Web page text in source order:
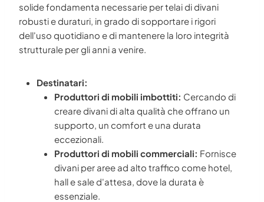
solide fondamenta necessarie per telai di divani
robusti e duraturi, in grado di sopportare i rigori
dell'uso quotidiano e di mantenere la loro integrità
strutturale per gli anni a venire.
Destinatari:
Produttori di mobili imbottiti: Cercando di
creare divani di alta qualità che offrano un
supporto, un comfort e una durata
eccezionali.
Produttori di mobili commerciali: Fornisce
divani per aree ad alto traffico come hotel,
hall e sale d'attesa, dove la durata è
essenziale.